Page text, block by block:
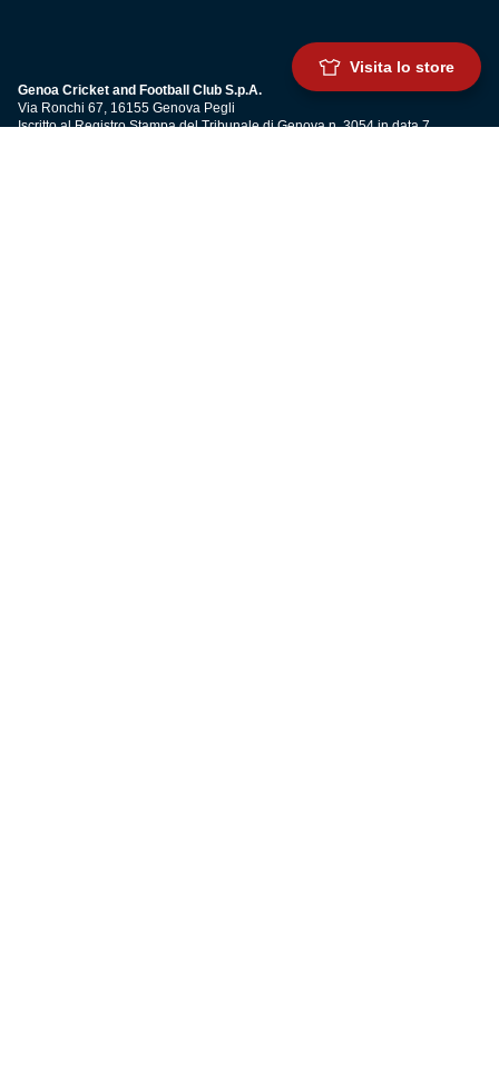
Genoa Cricket and Football Club S.p.A.
Via Ronchi 67, 16155 Genova Pegli
Iscritto al Registro Stampa del Tribunale di Genova n. 3054 in data 7
Visita lo store